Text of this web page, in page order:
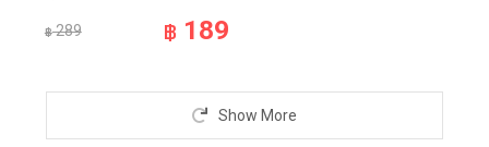
฿289 ฿ 189
Show More